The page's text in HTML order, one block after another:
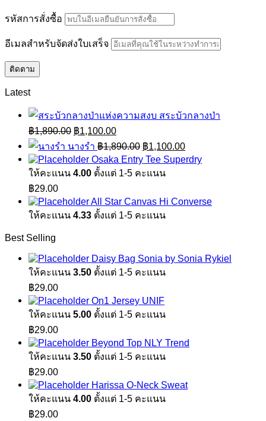
รหัสการสั่งซื้อ
อีเมลสำหรับจัดส่งใบเสร็จ
ติดตาม
Latest
สระบัวกลางป่า
฿1,890.00 Original
price
was:
฿1,890.00.
฿1,100.00Current
price
is:
฿1,100.00.
นางรำ ฿1,890.00 Original
price
was:
฿1,890.00.
฿1,100.00Current
price
is:
Osaka Entry Tee Superdry
ให้คะแนน 4.00 ตั้งแต่ 1-5 คะแนน
฿29.00
All Star Canvas Hi Converse
ให้คะแนน 4.33 ตั้งแต่ 1-5 คะแนน
Best Selling
Daisy Bag Sonia by Sonia Rykiel
ให้คะแนน 3.50 ตั้งแต่ 1-5 คะแนน
฿29.00
On1 Jersey UNIF
ให้คะแนน 5.00 ตั้งแต่ 1-5 คะแนน
฿29.00
Beyond Top NLY Trend
ให้คะแนน 3.50 ตั้งแต่ 1-5 คะแนน
฿29.00
Harissa O-Neck Sweat
ให้คะแนน 4.00 ตั้งแต่ 1-5 คะแนน
฿29.00